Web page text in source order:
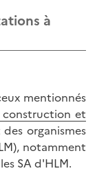
à
mentionnés
construction et
organismes
notamment
SA d'HLM.